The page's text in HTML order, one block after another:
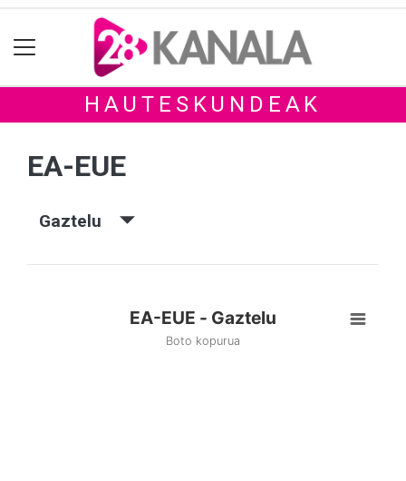
HAUTESKUNDEAK
EA-EUE
Gaztelu
EA-EUE - Gaztelu
Boto kopurua